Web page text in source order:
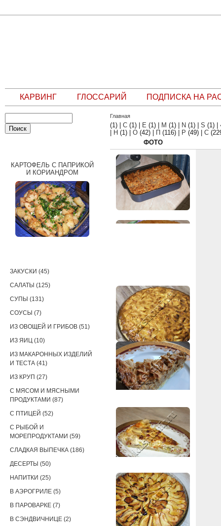
КАРВИНГ ГЛОССАРИЙ ПОДПИСКА НА
Главная
(1) C (1) E (1) M (1) N (1) S (1)
Н (1) О (42) П (116) Р (49) С
ФОТО
КАРТОФЕЛЬ С ПАПРИКОЙ
И КОРИАНДРОМ
ЗАКУСКИ (45)
САЛАТЫ (125)
СУПЫ (131)
СОУСЫ (7)
ИЗ ОВОЩЕЙ И ГРИБОВ (51)
ИЗ ЯИЦ (10)
ИЗ МАКАРОННЫХ ИЗДЕЛИЙ
И ТЕСТА (41)
ИЗ КРУП (27)
С МЯСОМ И МЯСНЫМИ
ПРОДУКТАМИ (87)
С ПТИЦЕЙ (52)
С РЫБОЙ И
МОРЕПРОДУКТАМИ (59)
СЛАДКАЯ ВЫПЕЧКА (186)
ДЕСЕРТЫ (50)
НАПИТКИ (25)
В АЭРОГРИЛЕ (5)
В ПАРОВАРКЕ (7)
В СЭНДВИЧНИЦЕ (2)